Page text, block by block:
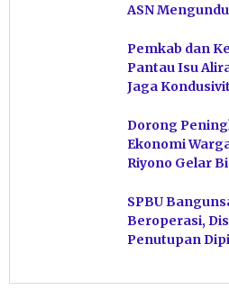
ASN
Pemkab dan
Pantau Isu
Jaga
Dorong
Ekonomi
Riyono Gelar
SPBU
Beroperasi,
Penutupan